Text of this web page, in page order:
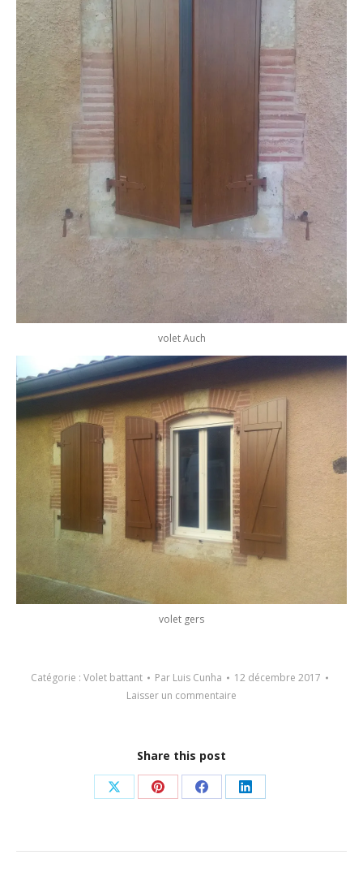
volet Auch
volet gers
Catégorie : Volet battant Par Luis Cunha
12 décembre 2017
Laisser un commentaire
Share this post
Partager
X
Partager
Pinterest
Partager
Facebook
Partager
LinkedIn